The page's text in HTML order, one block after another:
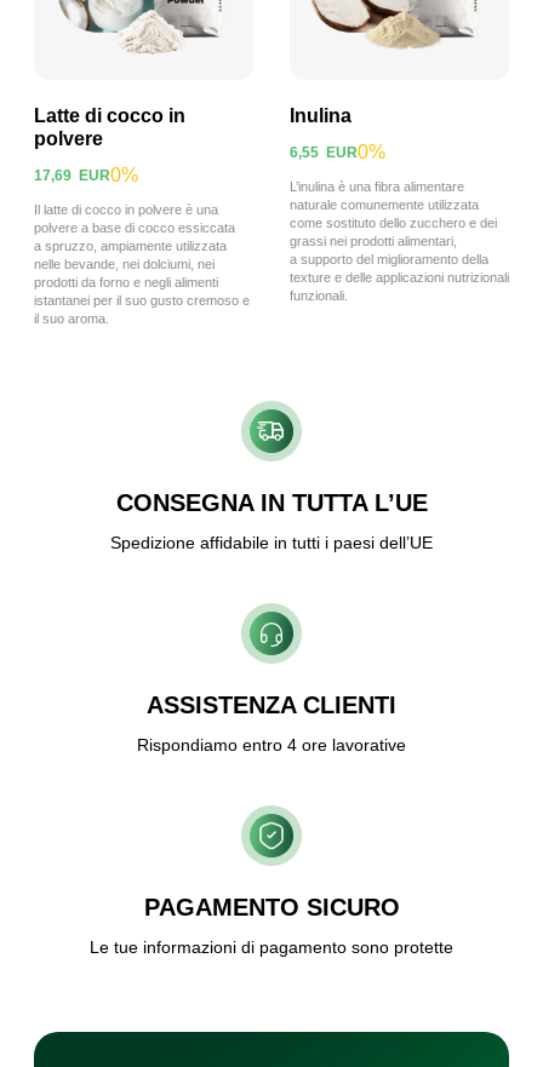
Visualizza prodotto
Latte di cocco in
polvere
17,69 EUR0%
Il latte di cocco in polvere è una
polvere a base di cocco essiccata
a spruzzo, ampiamente utilizzata
nelle bevande, nei dolciumi, nei
prodotti da forno e negli alimenti
istantanei per il suo gusto cremoso e
il suo aroma.
Visualizza prodotto
Inulina
6,55 EUR0%
L’inulina è una fibra alimentare
naturale comunemente utilizzata
come sostituto dello zucchero e dei
grassi nei prodotti alimentari,
a supporto del miglioramento della
texture e delle applicazioni nutrizionali
funzionali.
CONSEGNA IN TUTTA L’UE
Spedizione affidabile in tutti i paesi dell’UE
ASSISTENZA CLIENTI
Rispondiamo entro 4 ore lavorative
PAGAMENTO SICURO
Le tue informazioni di pagamento sono protette